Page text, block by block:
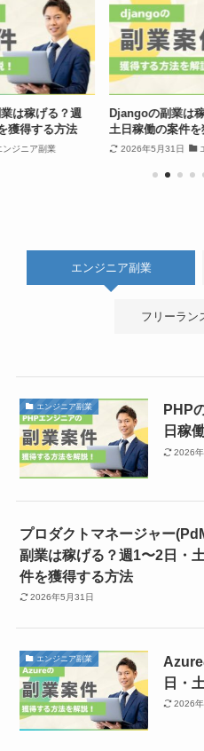
は稼げる？週
得する方法
ジニア副業
Djangoの副業は
土日稼働の案件を
2026年5月31日 エ
エンジニア副業
フリーラン
エンジニア副業
PHP
日稼
2026
プロダクトマネージャー
副業は稼げる？週1〜2日・
件を獲得する方法
2026年5月31日
エンジニア副業
日・
2026